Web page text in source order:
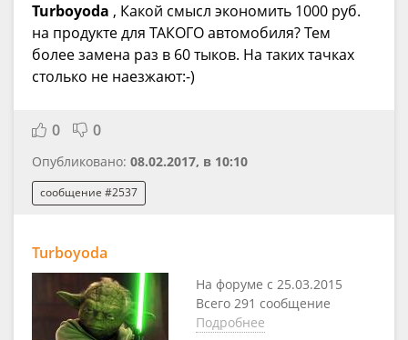
Turboyoda , Какой смысл экономить 1000 руб.
на продукте для ТАКОГО автомобиля? Тем
более замена раз в 60 тыков. На таких тачках
столько не наезжают:-)
0 0
Опубликовано: 08.02.2017, в 10:10
сообщение #2537
Turboyoda
На форуме с 25.03.2015
Всего 291 сообщение
Подробнее